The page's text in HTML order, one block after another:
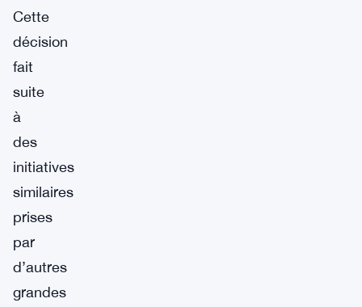
Cette
décision
fait
suite
à
des
initiatives
similaires
prises
par
d’autres
grandes